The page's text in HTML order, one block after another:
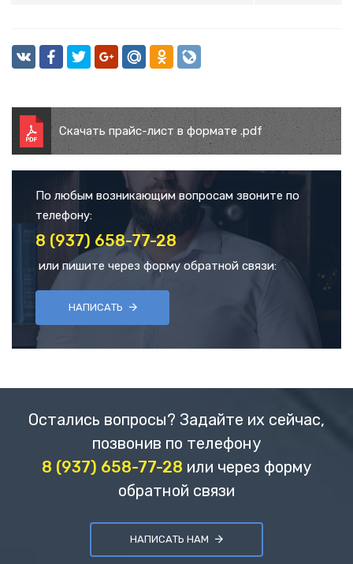
Скачать прайс-лист в формате .pdf
По любым возникающим вопросам звоните по
телефону:
8 (937) 658-77-28
или пишите через форму обратной связи:
НАПИСАТЬ
Остались вопросы? Задайте их сейчас,
позвонив по телефону
8 (937) 658-77-28 или через форму
обратной связи
НАПИСАТЬ НАМ